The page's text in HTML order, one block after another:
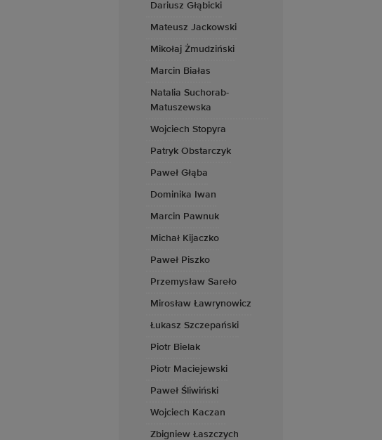
Dariusz Głąbicki
Mateusz Jackowski
Mikołaj Żmudziński
Marcin Białas
Natalia Suchorab-
Matuszewska
Wojciech Stopyra
Patryk Obstarczyk
Paweł Głąba
Dominika Iwan
Marcin Pawnuk
Michał Kijaczko
Paweł Piszko
Przemysław Sareło
Mirosław Ławrynowicz
Łukasz Szczepański
Piotr Bielak
Piotr Maciejewski
Paweł Śliwiński
Wojciech Kaczan
Zbigniew Łaszczych